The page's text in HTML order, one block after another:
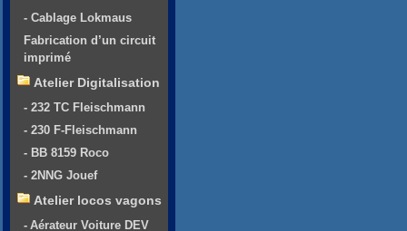
- Cablage Lokmaus
Fabrication d’un circuit
imprimé
Atelier Digitalisation
- 232 TC Fleischmann
- 230 F-Fleischmann
- BB 8159 Roco
- 2NNG Jouef
Atelier locos vagons
- Aérateur Voiture DEV